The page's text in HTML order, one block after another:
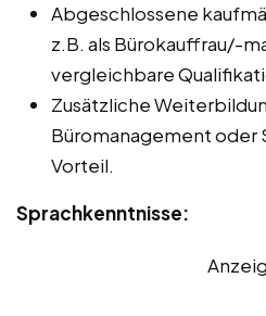
Abgeschlossene
z.B. als Bürokauffrau/-
vergleichbare
Zusätzliche
Büromanagement oder
Vorteil.
Sprachkenntnisse: